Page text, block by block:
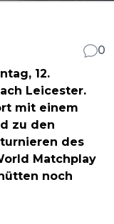
0
12.
Leicester.
mit einem
zu den
des
Matchplay
noch